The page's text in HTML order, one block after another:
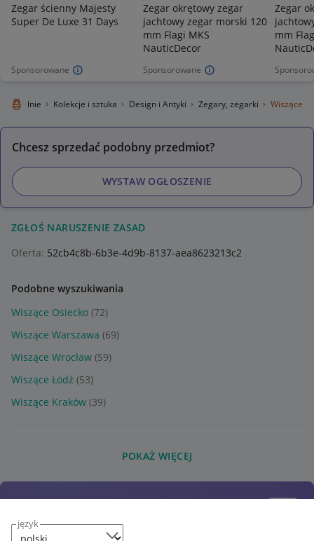
język
Sponsorowane
Zegar ścienny Majesty
Super De Luxe 31 Days
Sponsorowane
Zegar okrętowy zegar
jachtowy zegar morski 120
mm Flagi MKS
NauticDecor
Zegar
mm
Lokalnie Kolekcje i sztuka Design i Antyki Zegary, zegarki Wiszące
Chcesz sprzedać podobny przedmiot?
WYSTAW OGŁOSZENIE
ZGŁOŚ NARUSZENIE ZASAD
Oferta: 52cb4c8b-6b3e-4d9b-8137-aea8623213c2
Podobne wyszukiwania
Wiszące Osiecko (72)
Wiszące Warszawa (69)
Wiszące Wrocław (59)
Wiszące Łódź (53)
Wiszące Kraków (39)
POKAŻ WIĘCEJ